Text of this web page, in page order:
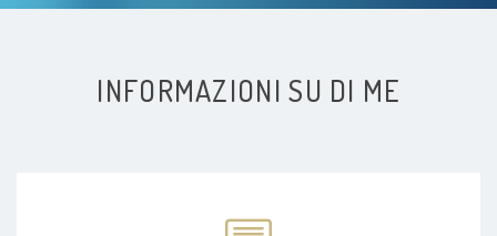
INFORMAZIONI SU DI ME